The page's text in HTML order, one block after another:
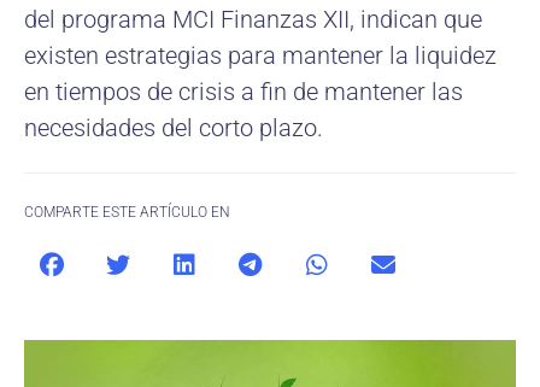
del programa MCI Finanzas XII, indican que
existen estrategias para mantener la liquidez
en tiempos de crisis a fin de mantener las
necesidades del corto plazo.
COMPARTE ESTE ARTÍCULO EN